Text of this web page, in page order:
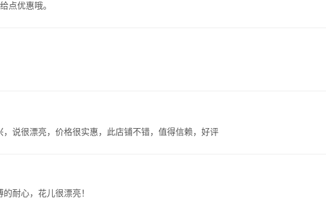
点优惠哦。
说很漂亮，价格很实惠，此店铺不错，值得信赖，好评
耐心，花儿很漂亮！